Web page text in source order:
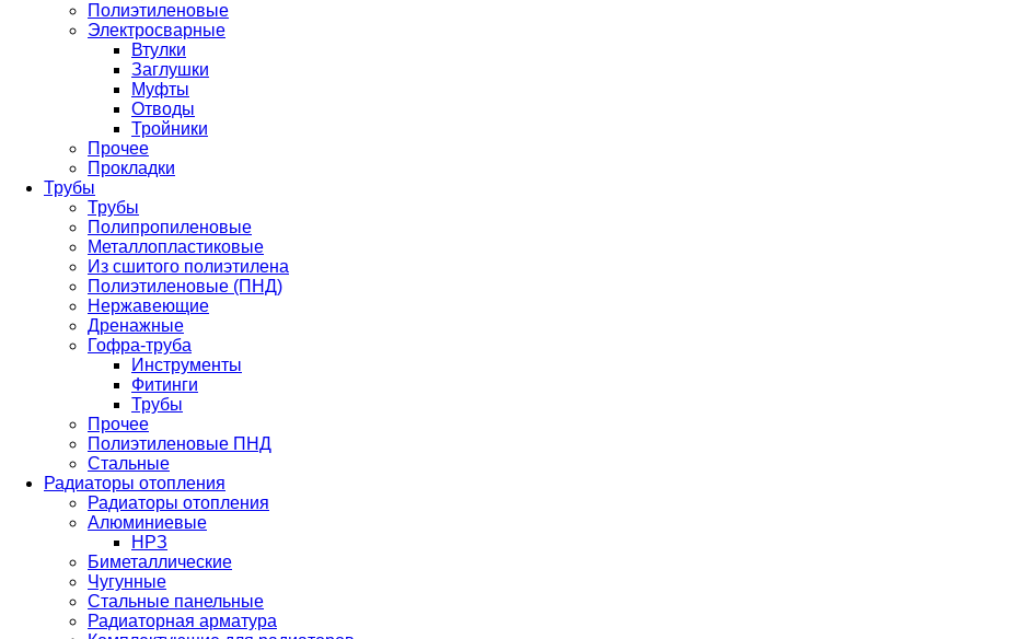
Полиэтиленовые
Электросварные
Втулки
Заглушки
Муфты
Отводы
Тройники
Прочее
Прокладки
Трубы
Трубы
Полипропиленовые
Металлопластиковые
Из сшитого полиэтилена
Полиэтиленовые (ПНД)
Нержавеющие
Дренажные
Гофра-труба
Инструменты
Фитинги
Трубы
Прочее
Полиэтиленовые ПНД
Стальные
Радиаторы отопления
Радиаторы отопления
Алюминиевые
НРЗ
Биметаллические
Чугунные
Стальные панельные
Радиаторная арматура